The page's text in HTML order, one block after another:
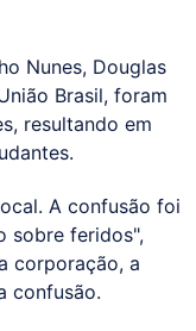
Nunes, Douglas
Brasil, foram
resultando em
A confusão foi
sobre feridos",
corporação, a
confusão.